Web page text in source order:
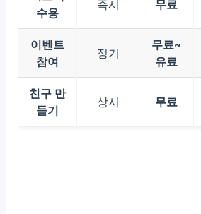
수용
즉시 무료
이벤트
참여
정기
무료~
유료
친구 만
들기
상시 무료